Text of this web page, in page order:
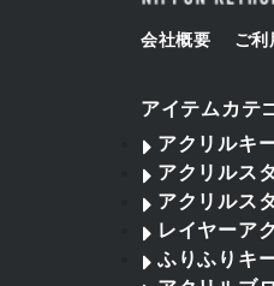
会社概要 ご利
アイテムカテ
アクリルキ
アクリルス
アクリルス
レイヤーア
ふりふりキ